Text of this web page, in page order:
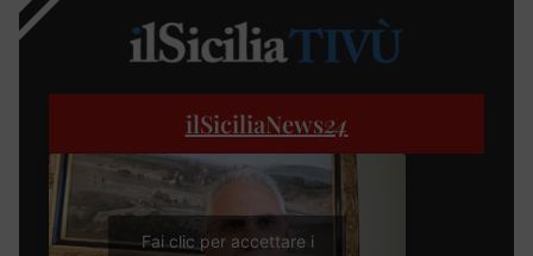
ilSiciliaNews24
Fai clic per accettare i